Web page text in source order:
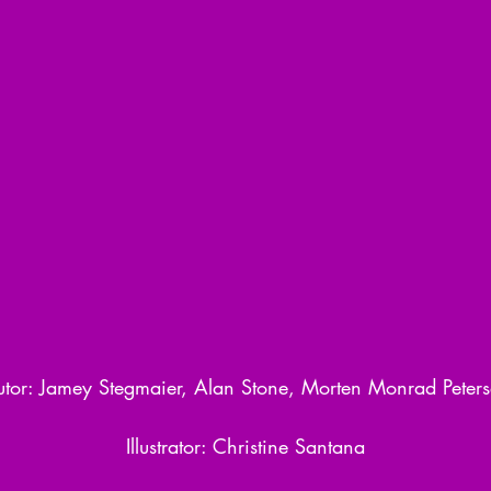
Jamey Stegmaier, Alan Stone, Morten Monrad
Illustrator: Christine Santana